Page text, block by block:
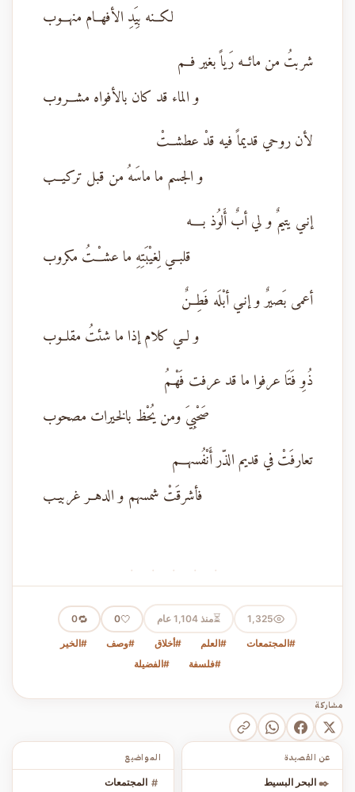
لكــنه بِيَدِ الأفهــام منهـــوب
شربتُ من مائــه رَياً بغير فــم
و الماء قد كان بالأفواه مشـــروب
لأن روحي قديماً فيه قدْ عطشــتْ
و الجسم ما ماسَهُ من قبل تركيــب
إنـي يتيمٌ و لي أبٌ أَلوُذ بــــه
قلبــي لِغيْبَتِهِ ما عشـْــتُ مكروب
أعمى بَصيرٌ و إنـي أبْلَه فَطِــنٌ
و لــي كلام إذا ما شئتُ مقلــوب
ذُوِ فَتَا عرفوا ما قد عرفت فَهْـمُ
صَحْبِيَ ومن يُحْظ بالخيرات مصحوب
تعارفَتْ في قديم الذّر أَنْفُسهـــم
فأشرقَتْ شمسهم و الدهــر غربيـب
· · · · ·
1,325
⏳منذ 1,104 عام 🤍
0
🔁
0
#المجتمعات #العلم #أخلاق #وصف
#الخير
#فلسفة
#الفضيلة
مشاركة
المواضيع
# المجتمعات
عن القصيدة
✒️ البحر البسيط